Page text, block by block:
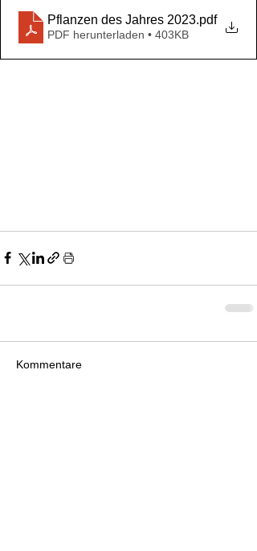
Pflanzen des Jahres 2023.pdf
PDF herunterladen • 403KB
Kommentare